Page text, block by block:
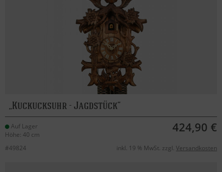
Kuckucksuhr - Jagdstück
Auf Lager
Höhe: 40 cm
424,90 €
#49824 inkl. 19 % MwSt. zzgl. Versandkosten